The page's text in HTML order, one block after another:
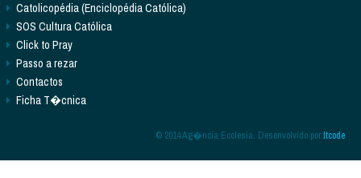
Catolicopédia (Enciclopédia Católica)
SOS Cultura Católica
Click to Pray
Passo a rezar
Contactos
Ficha T�cnica
© 2014 Ag�ncia Ecclesia. Desenvolvido porItcode